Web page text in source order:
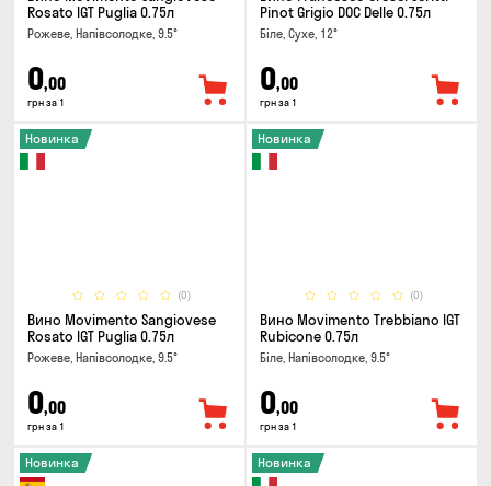
Rosato IGT Puglia 0.75л
Рожеве, Напівсолодке, 9.5°
0,00
грн за 1
Pinot Grigio DOC Delle 0.75л
Біле, Сухе, 12°
0,00
грн за 1
(0)
Новинка
Вино Movimento Sangiovese
Rosato IGT Puglia 0.75л
Рожеве, Напівсолодке, 9.5°
0,00
грн за 1
(0)
Новинка
Вино Movimento Trebbiano IGT
Rubicone 0.75л
Біле, Напівсолодке, 9.5°
0,00
грн за 1
Новинка Новинка